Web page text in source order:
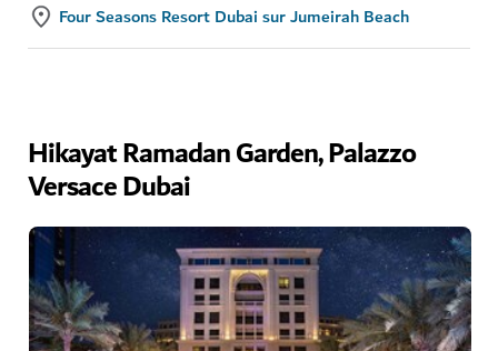
Four Seasons Resort Dubai sur Jumeirah Beach
Hikayat Ramadan Garden, Palazzo
Versace Dubai